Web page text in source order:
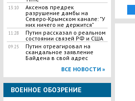
13:10
Аксенов предрек
разрушение дамбы на
Северо-Крымском канале: "У
них ничего не держится"
11:28
Путин рассказал о реальном
состоянии связей РФ и США
09:25
Путин отреагировал на
скандальное заявление
Байдена в свой адрес
ВСЕ НОВОСТИ »
ВОЕННОЕ ОБОЗРЕНИЕ